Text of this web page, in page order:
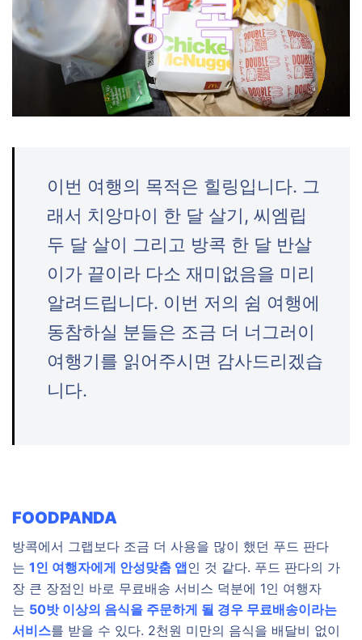
이번 여행의 목적은 힐링입니다. 그
래서 치앙마이 한 달 살기, 씨엠립
두 달 살이 그리고 방콕 한 달 반살
이가 끝이라 다소 재미없음을 미리
알려드립니다. 이번 저의 쉼 여행에
동참하실 분들은 조금 더 너그러이
여행기를 읽어주시면 감사드리겠습
니다.
FOODPANDA
방콕에서 그랩보다 조금 더 사용을 많이 했던 푸드 판다
는 1인 여행자에게 안성맞춤 앱인 것 같다. 푸드 판다의 가
장 큰 장점인 바로 무료배송 서비스 덕분에 1인 여행자
는 50밧 이상의 음식을 주문하게 될 경우 무료배송이라는
서비스를 받을 수 있다. 2천원 미만의 음식을 배달비 없이